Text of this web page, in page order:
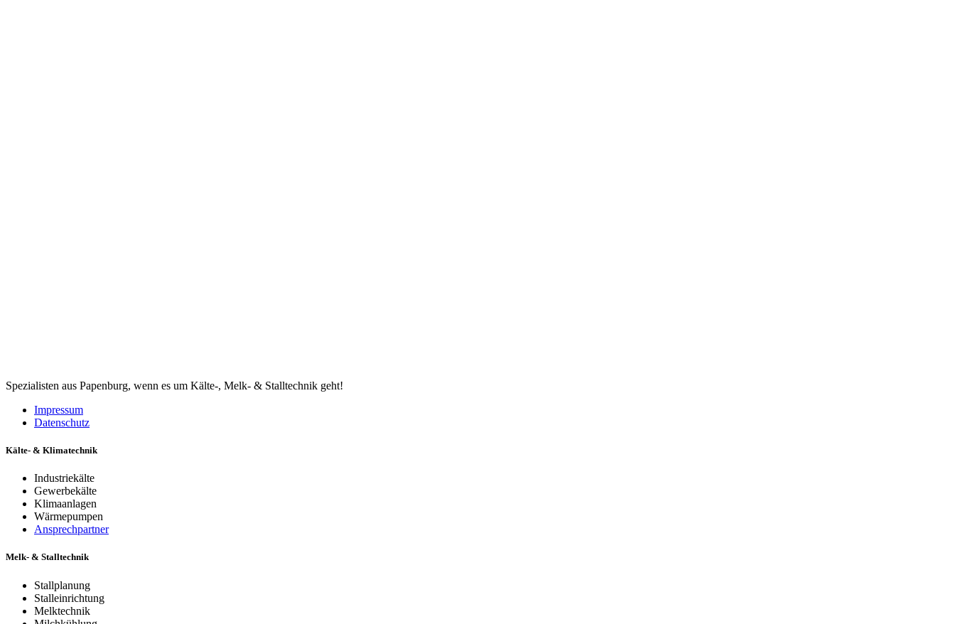
Spezialisten aus Papenburg, wenn es um Kälte-, Melk- & Stalltechnik geht!
Impressum
Datenschutz
Kälte- & Klimatechnik
Industriekälte
Gewerbekälte
Klimaanlagen
Wärmepumpen
Ansprechpartner
Melk- & Stalltechnik
Stallplanung
Stalleinrichtung
Melktechnik